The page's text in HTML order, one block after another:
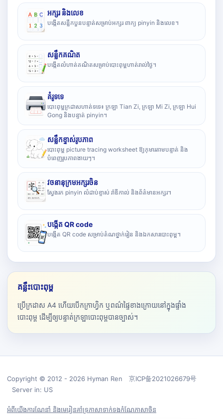
អក្សរ និងលេខ
បង្កើតសន្លឹកបួនបន្ទាត់សម្រាប់អក្សរ ពាក្យ pinyin និងលេខ។
សន្លឹកគណិត
បង្កើតលំហាត់គណិតសម្រាប់បោះពុម្ពហាត់រាល់ថ្ងៃ។
គំរូទទេ
បោះពុម្ពក្រដាសហាត់ទទេ៖ ក្រឡា Tian Zi, ក្រឡា Mi Zi, ក្រឡា Hui
Gong និងបន្ទាត់ pinyin។
សន្លឹកខ្ទាស់រូបភាព
បោះពុម្ព picture tracing worksheet ឱ្យកុមារតាមបន្ទាត់ និង
បំពេញរូបភាពងាយៗ។
វចនានុក្រមអក្សរចិន
ស្វែងរក pinyin លំដាប់ខ្ទាស់ រ៉ាឌីកាល់ និងព័ត៌មានអក្សរ។
បង្កើត QR code
បង្កើត QR code សម្រាប់តំណថ្នាក់រៀន និងឯកសារបោះពុម្ព។
គន្លឹះបោះពុម្ព
ប្រើក្រដាស A4 ហើយបើកក្រាហ្វិក ឬពណ៌ផ្ទៃខាងក្រោយនៅក្នុងផ្ទាំង
បោះពុម្ព ដើម្បីឲ្យបន្ទាត់ក្រឡាបោះពុម្ពបានច្បាស់។
Copyright © 2012 - 2026 Hyman Ren 京ICP备2021026679号
Server in: US
អំពីយើងការណែនាំ និងមេរៀនគាំទ្រភាសាទាក់ទងកំណែភាសាចិន